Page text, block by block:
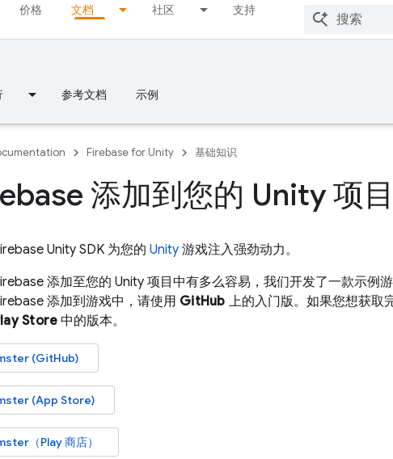
价格 文档 社区 支持
参考文档 示例
Firebase for Unity 基础知识
添加到您的 Unity 项目
Unity SDK 为您的 Unity 游戏注入强劲动力。
添加至您的 Unity 项目中有多么容易，我们开发了一款示例
添加到游戏中，请使用 GitHub 上的入门版。如果您想获取
Store 中的版本。
(GitHub)
(App Store)
（Play 商店）